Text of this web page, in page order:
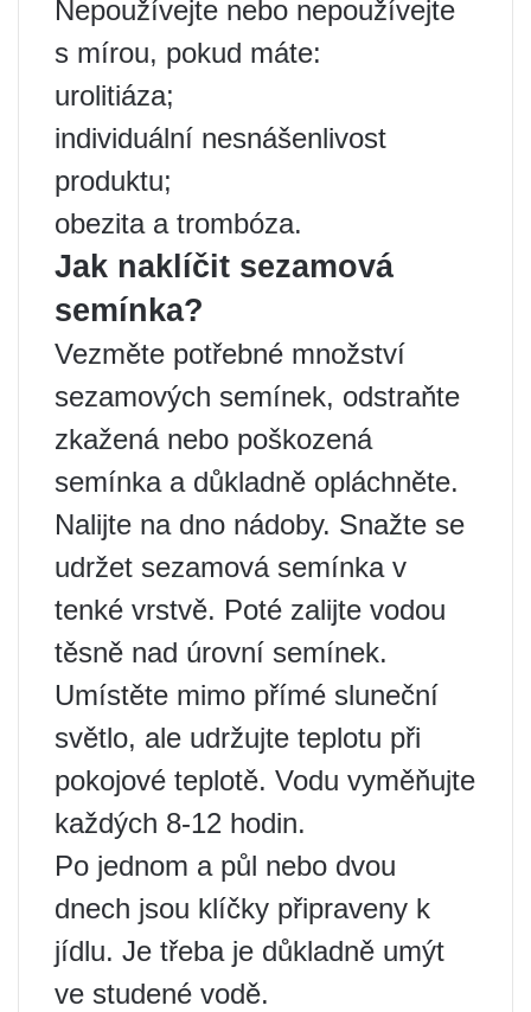
Nepoužívejte nebo nepoužívejte
s mírou, pokud máte:
urolitiáza;
individuální nesnášenlivost
produktu;
obezita a trombóza.
Jak naklíčit sezamová
semínka?
Vezměte potřebné množství
sezamových semínek, odstraňte
zkažená nebo poškozená
semínka a důkladně opláchněte.
Nalijte na dno nádoby. Snažte se
udržet sezamová semínka v
tenké vrstvě. Poté zalijte vodou
těsně nad úrovní semínek.
Umístěte mimo přímé sluneční
světlo, ale udržujte teplotu při
pokojové teplotě. Vodu vyměňujte
každých 8-12 hodin.
Po jednom a půl nebo dvou
dnech jsou klíčky připraveny k
jídlu. Je třeba je důkladně umýt
ve studené vodě.